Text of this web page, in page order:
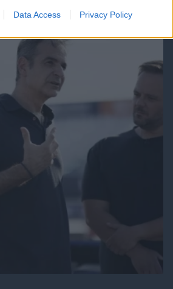
Data Access Privacy Policy